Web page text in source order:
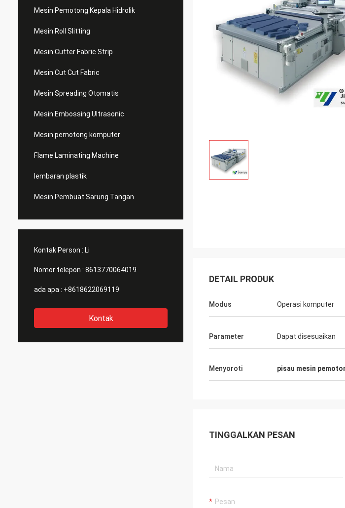
Mesin Pemotong Kepala Hidrolik
Mesin Roll Slitting
Mesin Cutter Fabric Strip
Mesin Cut Cut Fabric
Mesin Spreading Otomatis
Mesin Embossing Ultrasonic
Mesin pemotong komputer
Flame Laminating Machine
lembaran plastik
Mesin Pembuat Sarung Tangan
Kontak Person : Li
Nomor telepon : 8613770064019
ada apa : +8618622069119
Kontak
DETAIL PRODUK
Modus Operasi komputer
Parameter Dapat disesuaikan
Menyoroti pisau mesin
TINGGALKAN PESAN